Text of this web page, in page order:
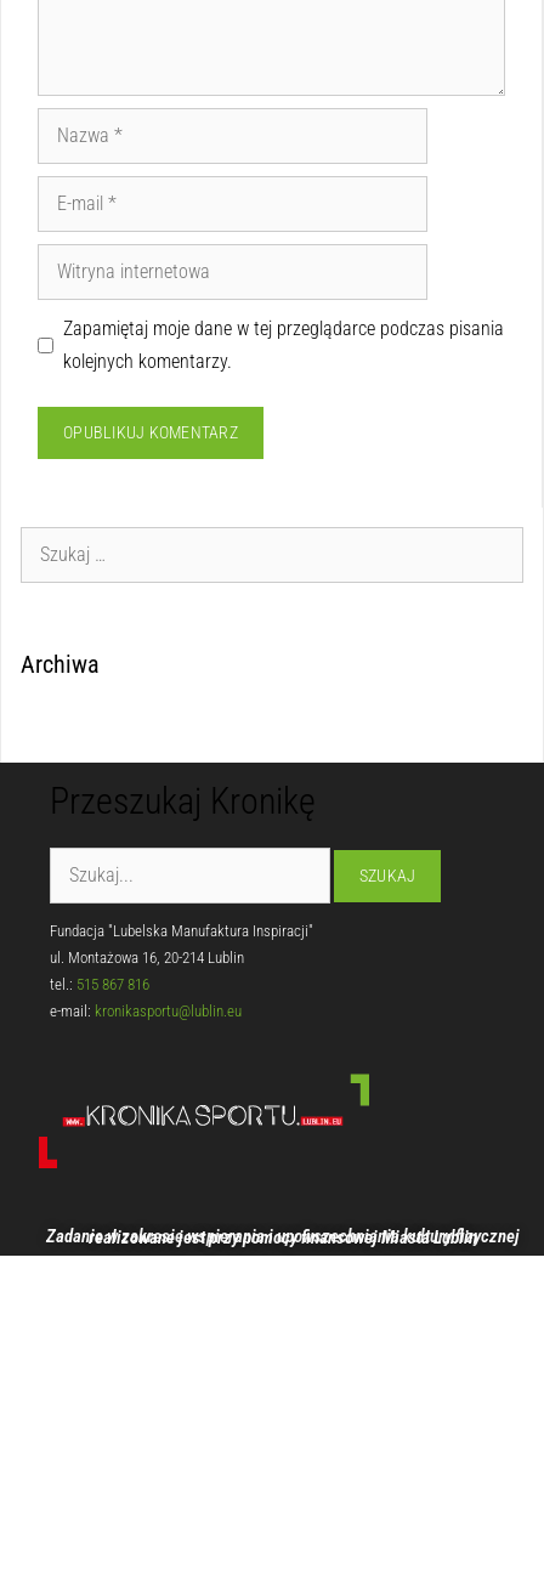
Zapamiętaj moje dane w tej przeglądarce podczas pisania
kolejnych komentarzy.
Archiwa
Przeszukaj Kronikę
Fundacja "Lubelska Manufaktura Inspiracji"
ul. Montażowa 16, 20-214 Lublin
tel.: 515 867 816
e-mail: kronikasportu@lublin.eu
Zadanie w zakresie wspierania i upowszechniania kultury fizycznej realizowane jest przy pomocy finansowej Miasta Lublin